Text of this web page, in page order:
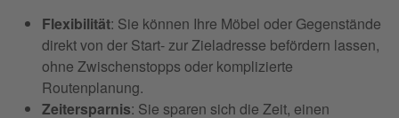
Flexibilität: Sie können Ihre Möbel oder Gegenstände
direkt von der Start- zur Zieladresse befördern lassen,
ohne Zwischenstopps oder komplizierte
Routenplanung.
Zeitersparnis: Sie sparen sich die Zeit, einen